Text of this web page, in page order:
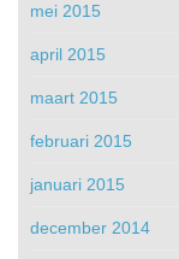
mei 2015
april 2015
maart 2015
februari 2015
januari 2015
december 2014